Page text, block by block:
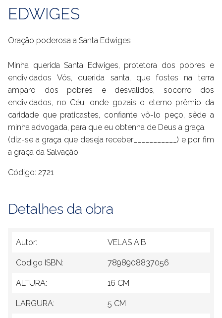
EDWIGES
Oração poderosa a Santa Edwiges
Minha querida Santa Edwiges, protetora dos pobres e
endividados Vós, querida santa, que fostes na terra
amparo dos pobres e desvalidos, socorro dos
endividados, no Céu, onde gozais o eterno prêmio da
caridade que praticastes, confiante vô-lo peço, sêde a
minha advogada, para que eu obtenha de Deus a graça.
(diz-se a graça que deseja receber___________) e por fim
a graça da Salvação
Código: 2721
Detalhes da obra
Autor: VELAS AIB
Codigo ISBN: 7898908837056
ALTURA: 16 CM
LARGURA: 5 CM